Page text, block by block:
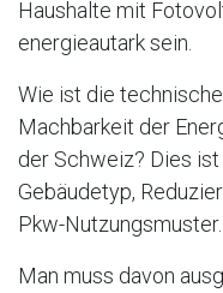
Haushalte mit
energieautark sein.
Wie ist die
Machbarkeit der
der Schweiz? Dies
Gebäudetyp,
Pkw-Nutzungsmuster.
Man muss davon